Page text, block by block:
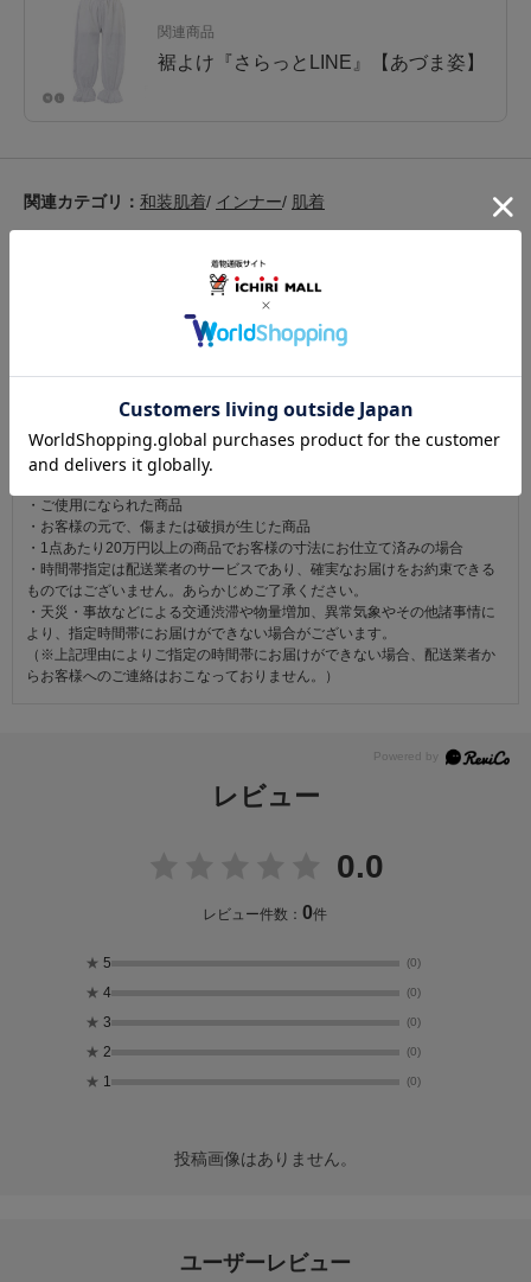
関連商品
裾よけ『さらっとLINE』【あづま姿】
関連カテゴリ： 和装肌着/ インナー/ 肌着
この商品を見た人は
こちらの商品も見ています
注意事項
お仕立て後、お客様の手元に届いてから30日以内であれば返品可能です。
返品にかかる送料は無料です。
ただし次に該当するものは返品をお受けできません。
・ご使用になられた商品
・お客様の元で、傷または破損が生じた商品
・1点あたり20万円以上の商品でお客様の寸法にお仕立て済みの場合
・時間帯指定は配送業者のサービスであり、確実なお届けをお約束できる
ものではございません。あらかじめご了承ください。
・天災・事故などによる交通渋滞や物量増加、異常気象やその他諸事情に
より、指定時間帯にお届けができない場合がございます。
（※上記理由によりご指定の時間帯にお届けができない場合、配送業者か
らお客様へのご連絡はおこなっておりません。）
レビュー
0.0
レビュー件数：0件
★ 5 (0)
★ 4 (0)
★ 3 (0)
★ 2 (0)
★ 1 (0)
投稿画像はありません。
ユーザーレビュー